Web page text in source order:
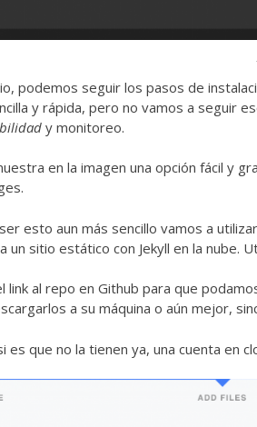
podemos seguir los pasos de
y rápida, pero no vamos a seguir
y monitoreo.
en la imagen una opción fácil y
esto aun más sencillo vamos a utilizar
un sitio estático con Jekyll en la nube.
link al repo en Github para que
a su máquina o aún mejor,
es que no la tienen ya, una cuenta en